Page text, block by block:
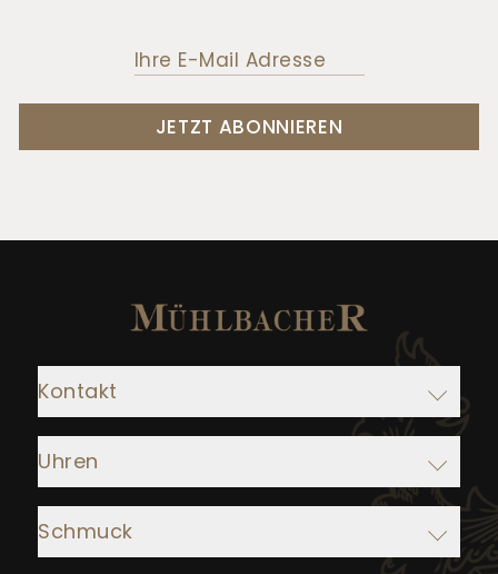
JETZT ABONNIEREN
Kontakt
Adresse:
Juwelier Mühlbacher
93047 Regensburg
Uhren
Rolex
IWC Schaffhausen
Schmuck